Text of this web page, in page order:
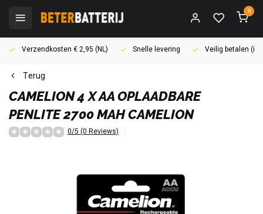
0
Verzendkosten € 2,95 (NL) Snelle levering Veilig betalen
Terug
CAMELION4 X AA OPLAADBARE
PENLITE 2700 MAH CAMELION
0/5 (0 Reviews)